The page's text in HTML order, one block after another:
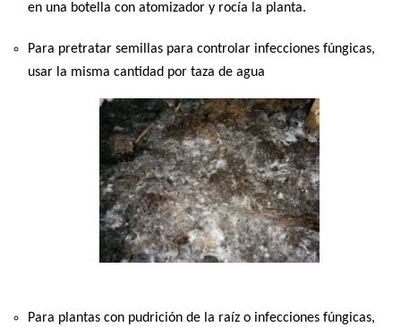
en una botella con atomizador y rocía la planta.
Para pretratar semillas para controlar infecciones fúngicas,
usar la misma cantidad por taza de agua
Para plantas con pudrición de la raíz o infecciones fúngicas,